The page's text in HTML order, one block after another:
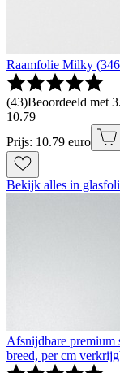
Raamfolie Milky
(43)Beoordeeld met
10.79
Prijs: 10.79 euro
Bekijk alles in
Afsnijdbare premium
breed, per cm